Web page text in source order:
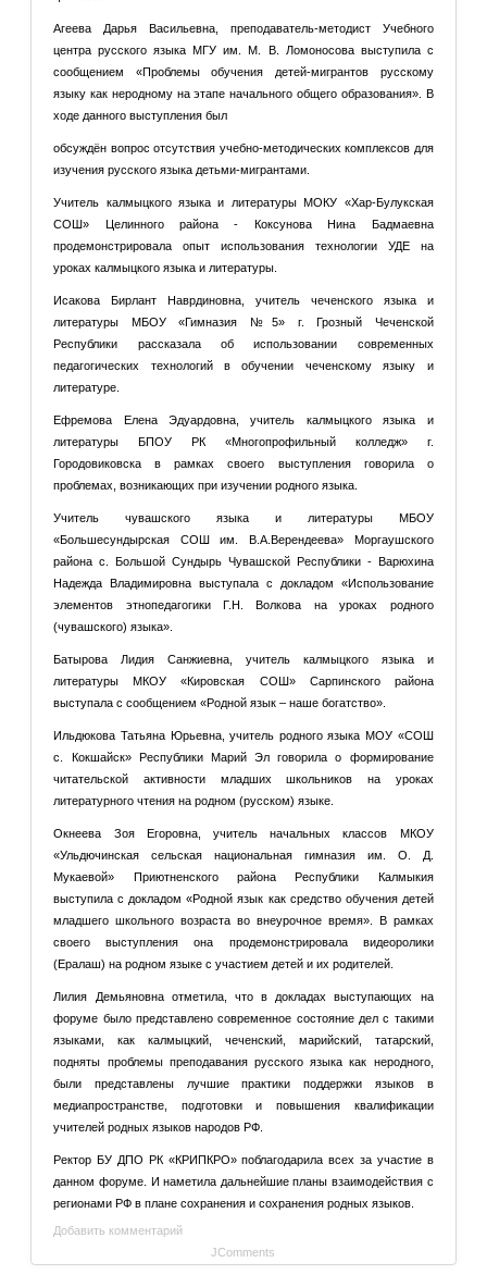
Агеева Дарья Васильевна, преподаватель-методист Учебного
центра русского языка МГУ им. М. В. Ломоносова выступила с
сообщением «Проблемы обучения детей-мигрантов русскому
языку как неродному на этапе начального общего образования». В
ходе данного выступления был
обсуждён вопрос отсутствия учебно-методических комплексов для
изучения русского языка детьми-мигрантами.
Учитель калмыцкого языка и литературы МОКУ «Хар-Булукская
СОШ» Целинного района - Коксунова Нина Бадмаевна
продемонстрировала опыт использования технологии УДЕ на
уроках калмыцкого языка и литературы.
Исакова Бирлант Наврдиновна, учитель чеченского языка и
литературы МБОУ «Гимназия №5» г. Грозный Чеченской
Республики рассказала об использовании современных
педагогических технологий в обучении чеченскому языку и
литературе.
Ефремова Елена Эдуардовна, учитель калмыцкого языка и
литературы БПОУ РК «Многопрофильный колледж» г.
Городовиковска в рамках своего выступления говорила о
проблемах, возникающих при изучении родного языка.
Учитель чувашского языка и литературы МБОУ
«Большесундырская СОШ им. В.А.Верендеева» Моргаушского
района с. Большой Сундырь Чувашской Республики - Варюхина
Надежда Владимировна выступала с докладом «Использование
элементов этнопедагогики Г.Н. Волкова на уроках родного
(чувашского) языка».
Батырова Лидия Санжиевна, учитель калмыцкого языка и
литературы МКОУ «Кировская СОШ» Сарпинского района
выступала с сообщением «Родной язык – наше богатство».
Ильдюкова Татьяна Юрьевна, учитель родного языка МОУ «СОШ
с. Кокшайск» Республики Марий Эл говорила о формирование
читательской активности младших школьников на уроках
литературного чтения на родном (русском) языке.
Окнеева Зоя Егоровна, учитель начальных классов МКОУ
«Ульдючинская сельская национальная гимназия им. О. Д.
Мукаевой» Приютненского района Республики Калмыкия
выступила с докладом «Родной язык как средство обучения детей
младшего школьного возраста во внеурочное время». В рамках
своего выступления она продемонстрировала видеоролики
(Ералаш) на родном языке с участием детей и их родителей.
Лилия Демьяновна отметила, что в докладах выступающих на
форуме было представлено современное состояние дел с такими
языками, как калмыцкий, чеченский, марийский, татарский,
подняты проблемы преподавания русского языка как неродного,
были представлены лучшие практики поддержки языков в
медиапространстве, подготовки и повышения квалификации
учителей родных языков народов РФ.
Ректор БУ ДПО РК «КРИПКРО» поблагодарила всех за участие в
данном форуме. И наметила дальнейшие планы взаимодействия с
регионами РФ в плане сохранения и сохранения родных языков.
Добавить комментарий
JComments